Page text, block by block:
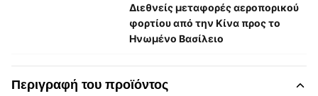
Διεθνείς μεταφορές αεροπορικού
φορτίου από την Κίνα προς το
Ηνωμένο Βασίλειο
Περιγραφή του προϊόντος